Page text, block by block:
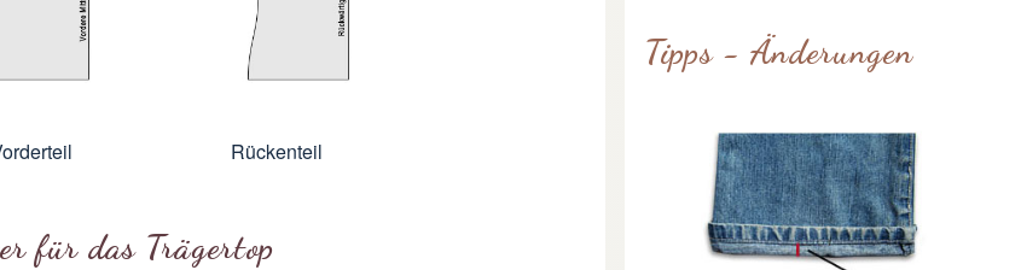
Rückenteil
für das Trägertop
Tipps - Änderungen